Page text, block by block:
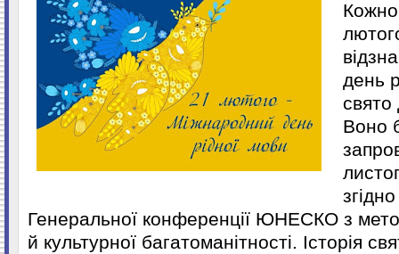
день
Воно
Генеральної конференції ЮНЕСКО з
й культурної багатоманітності. Історія